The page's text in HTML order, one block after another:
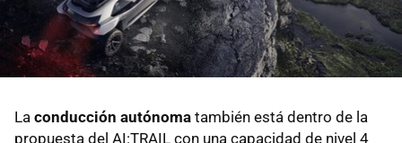
La conducción autónoma también está dentro de la
propuesta del AI:TRAIL con una capacidad de nivel 4